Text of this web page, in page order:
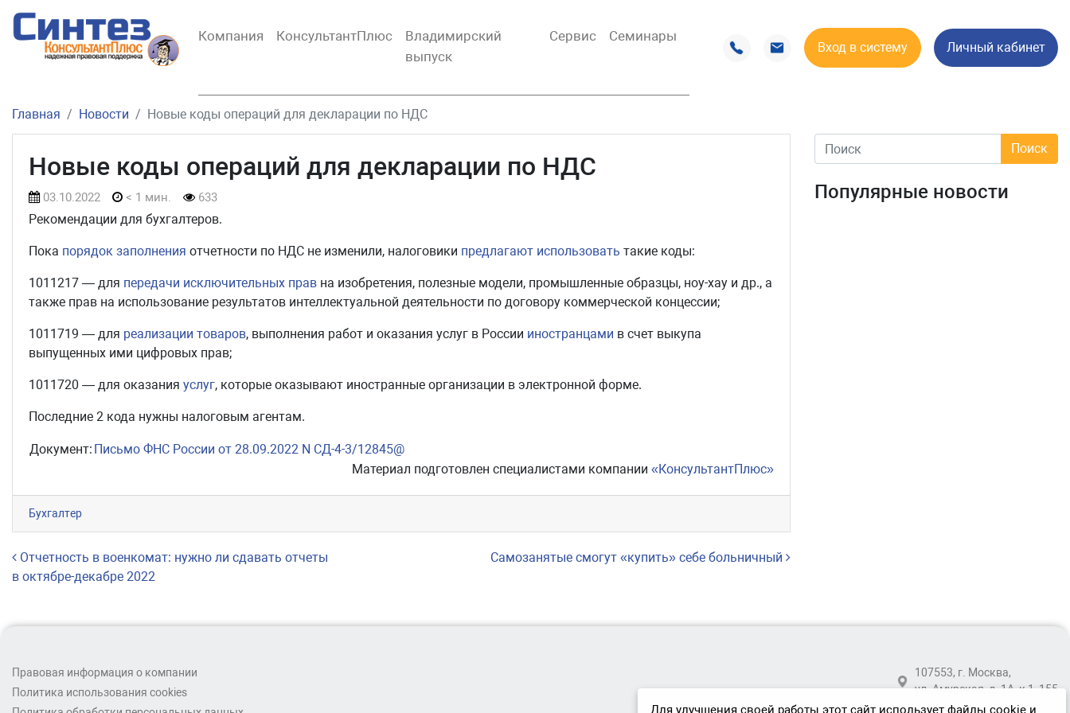
Компания КонсультантПлюс
Владимирский
выпуск
Сервис Семинары
Вход в систему Личный кабинет
Главная Новости Новые коды операций для декларации по НДС
Новые коды операций для декларации по НДС
03.10.2022 < 1 мин. 633
Рекомендации для бухгалтеров.
Пока порядок заполнения отчетности по НДС не изменили, налоговики предлагают использовать такие коды:
1011217 — для передачи исключительных прав на изобретения, полезные модели, промышленные образцы, ноу-хау и др., а
также прав на использование результатов интеллектуальной деятельности по договору коммерческой концессии;
1011719 — для реализации товаров, выполнения работ и оказания услуг в России иностранцами в счет выкупа
выпущенных ими цифровых прав;
1011720 — для оказания услуг, которые оказывают иностранные организации в электронной форме.
Последние 2 кода нужны налоговым агентам.
Документ: Письмо ФНС России от 28.09.2022 N СД-4-3/12845@
Материал подготовлен специалистами компании «КонсультантПлюс»
Бухгалтер
Навигация по записям
Отчетность в военкомат: нужно ли сдавать отчеты
в октябре-декабре 2022
Самозанятые смогут «купить» себе больничный
Популярные новости
Правовая информация о компании
Политика использования cookies
107553, г. Москва,
ул. Амурская, д. 1А, к 1, 155
Для улучшения своей работы этот сайт использует файлы cookie и